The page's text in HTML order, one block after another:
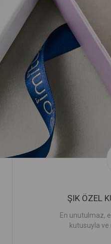
ŞIK ÖZEL
En unutulmaz,
kutusuyla